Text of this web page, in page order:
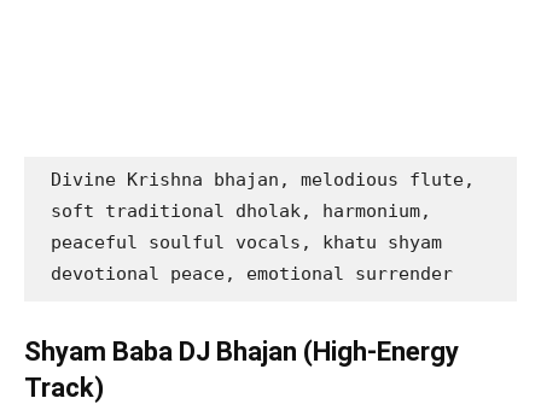
Divine Krishna bhajan, melodious flute,
soft traditional dholak, harmonium,
peaceful soulful vocals, khatu shyam
devotional peace, emotional surrender
Shyam Baba DJ Bhajan (High-Energy
Track)